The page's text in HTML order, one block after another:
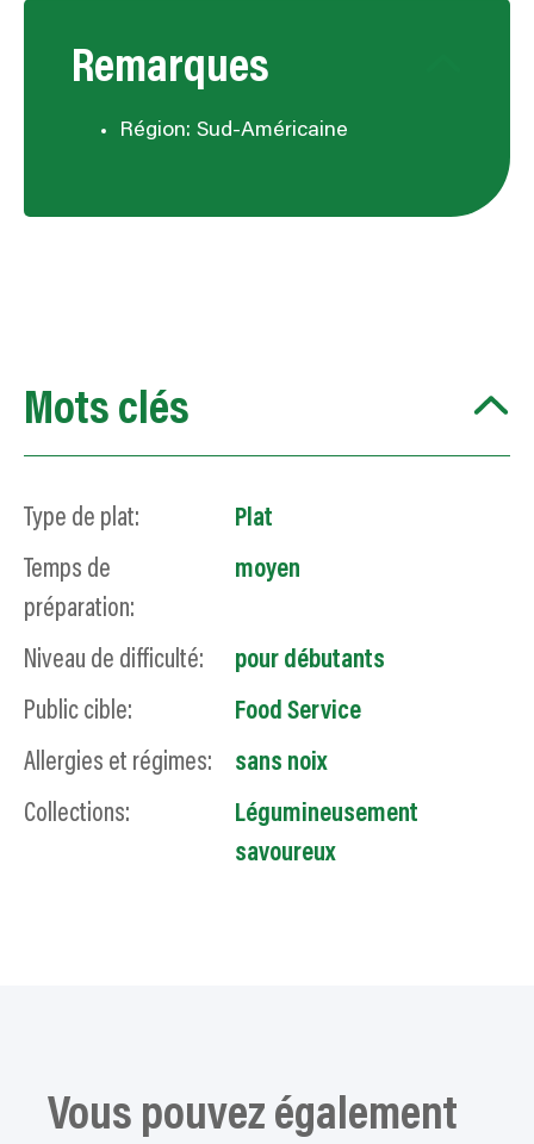
Remarques
Région: Sud-Américaine
Mots clés
Type de plat:
Plat
Temps de
préparation:
moyen
Niveau de difficulté:
pour débutants
Public cible:
Food Service
Allergies et régimes:
sans noix
Collections:
Légumineusement
savoureux
Vous pouvez également